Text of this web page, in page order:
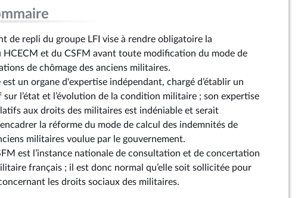
de repli du groupe LFI vise à rendre obligatoire la
et du CSFM avant toute modification du mode de
de chômage des anciens militaires.
est un organe d'expertise indépendant, chargé d’établir un
l’état et l’évolution de la condition militaire ; son expertise
aux droits des militaires est indéniable et serait
la réforme du mode de calcul des indemnités de
militaires voulue par le gouvernement.
est l’instance nationale de consultation et de concertation
français ; il est donc normal qu’elle soit sollicitée pour
les droits sociaux des militaires.